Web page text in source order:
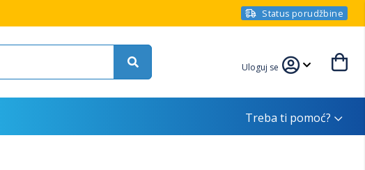
Status porudžbine
Uloguj se
Treba ti pomoć?